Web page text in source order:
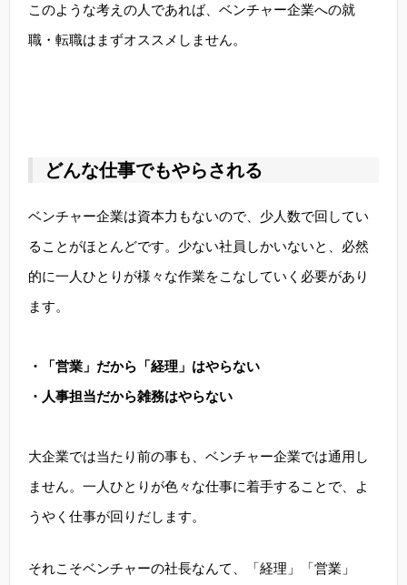
このような考えの人であれば、ベンチャー企業への就
職・転職はまずオススメしません。
どんな仕事でもやらされる
ベンチャー企業は資本力もないので、少人数で回してい
ることがほとんどです。少ない社員しかいないと、必然
的に一人ひとりが様々な作業をこなしていく必要があり
ます。
・「営業」だから「経理」はやらない
・人事担当だから雑務はやらない
大企業では当たり前の事も、ベンチャー企業では通用し
ません。一人ひとりが色々な仕事に着手することで、よ
うやく仕事が回りだします。
それこそベンチャーの社長なんて、「経理」「営業」